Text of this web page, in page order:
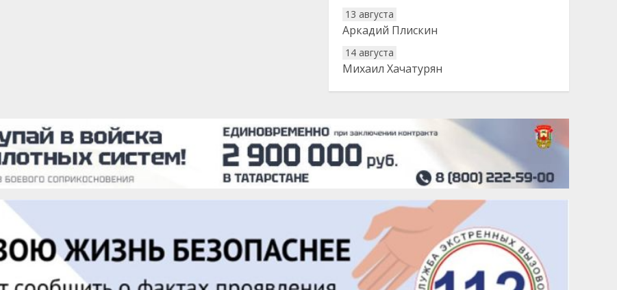
13 августа
Аркадий Плискин
14 августа
Михаил Хачатурян
20 августа
22 августа
Евгений Ефимов
25 августа
Сэсэгма Бубеева
28 августа
Чингиз Мустафаев
29 августа
Надежда Рослова
1 сентября